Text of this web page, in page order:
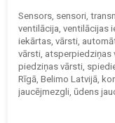
Sensors, sensori,
ventilācija, ventilācijas
iekārtas, vārsti,
vārsti, atsperpiedziņas
piedziņas vārsti,
Rīgā, Belimo Latvijā,
jaucējmezgli, ūdens
Belimo vārstu